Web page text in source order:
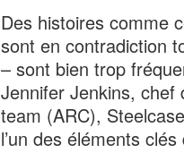
Des histoires comme
sont en contradiction
– sont bien trop
Jennifer Jenkins, chef
team (ARC),
l’un des éléments